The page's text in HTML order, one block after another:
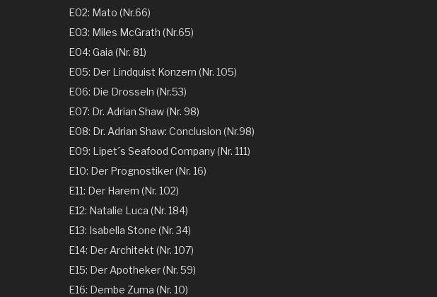
E02: Mato (Nr.66)
E03: Miles McGrath (Nr.65)
E04: Gaia (Nr. 81)
E05: Der Lindquist Konzern (Nr. 105)
E06: Die Drosseln (Nr.53)
E07: Dr. Adrian Shaw (Nr. 98)
E08: Dr. Adrian Shaw: Conclusion (Nr.98)
E09: Lipet´s Seafood Company (Nr. 111)
E10: Der Prognostiker (Nr. 16)
E11: Der Harem (Nr. 102)
E12: Natalie Luca (Nr. 184)
E13: Isabella Stone (Nr. 34)
E14: Der Architekt (Nr. 107)
E15: Der Apotheker (Nr. 59)
E16: Dembe Zuma (Nr. 10)